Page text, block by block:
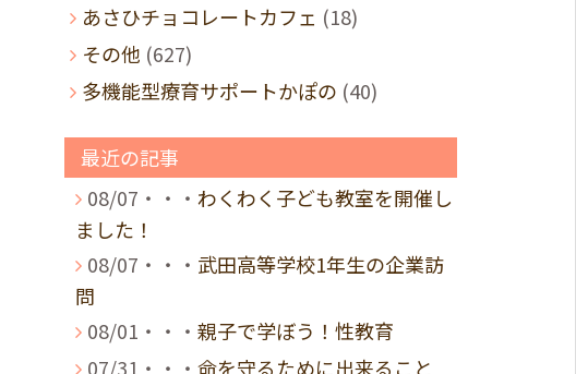
あさひチョコレートカフェ (18)
その他 (627)
多機能型療育サポートかぽの (40)
最近の記事
08/07・・・ わくわく子ども教室を開催し
ました！
08/07・・・ 武田高等学校1年生の企業訪
問
08/01・・・ 親子で学ぼう！性教育
07/31・・・ 命を守るために出来ること